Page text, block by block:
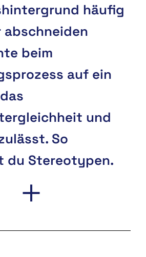
häufig
beim
auf ein
und
So
du Stereotypen.